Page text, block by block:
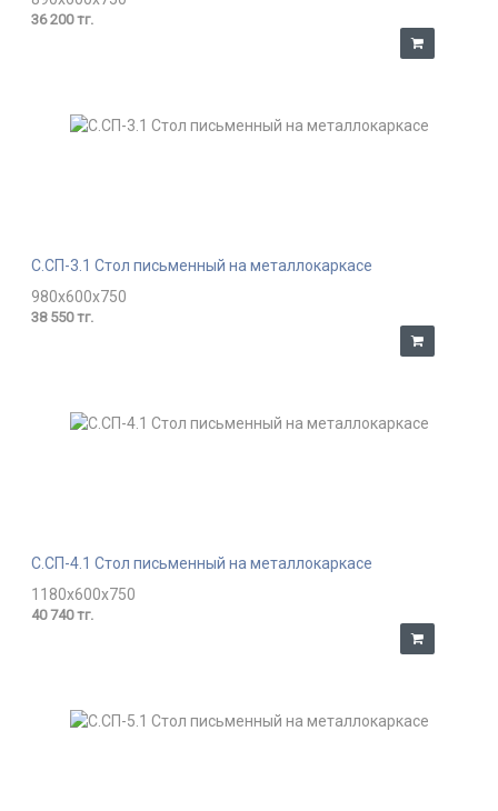
36 200 тг.
С.СП-3.1 Стол письменный на металлокаркасе
980x600x750
38 550 тг.
С.СП-4.1 Стол письменный на металлокаркасе
1180x600x750
40 740 тг.